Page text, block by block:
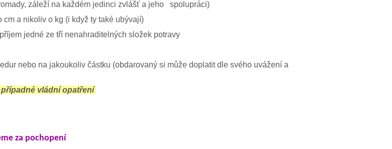
záleží na každém jedinci zvlášť a jeho spolupráci)
a nikoliv o kg (i když ty také ubývají)
jedné ze tří nenahraditelných složek potravy
nebo na jakoukoliv částku (obdarovaný si může doplatit dle svého uvážení a
vládní opatření
za pochopení